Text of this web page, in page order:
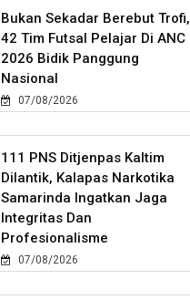
Bukan Sekadar Berebut Trofi,
42 Tim Futsal Pelajar Di ANC
2026 Bidik Panggung
Nasional
07/08/2026
111 PNS Ditjenpas Kaltim
Dilantik, Kalapas Narkotika
Samarinda Ingatkan Jaga
Integritas Dan
Profesionalisme
07/08/2026